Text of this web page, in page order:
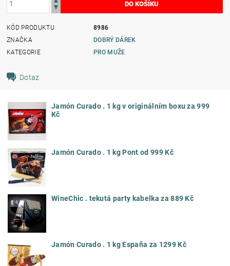
KÓD PRODUKTU
8986
ZNAČKA
DOBRÝ DÁREK
KATEGORIE
PRO MUŽE
Dotaz
Jamón Curado . 1 kg v originálním boxu za 999
Kč
Jamón Curado . 1 kg Pont od 999 Kč
WineChic . tekutá party kabelka za 889 Kč
Jamón Curado . 1 kg España za 1299 Kč